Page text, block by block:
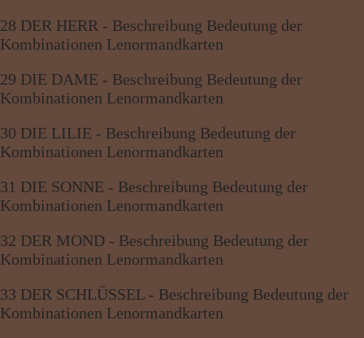
28 DER HERR - Beschreibung Bedeutung der
Kombinationen Lenormandkarten
29 DIE DAME - Beschreibung Bedeutung der
Kombinationen Lenormandkarten
30 DIE LILIE - Beschreibung Bedeutung der
Kombinationen Lenormandkarten
31 DIE SONNE - Beschreibung Bedeutung der
Kombinationen Lenormandkarten
32 DER MOND - Beschreibung Bedeutung der
Kombinationen Lenormandkarten
33 DER SCHLÜSSEL - Beschreibung Bedeutung der
Kombinationen Lenormandkarten